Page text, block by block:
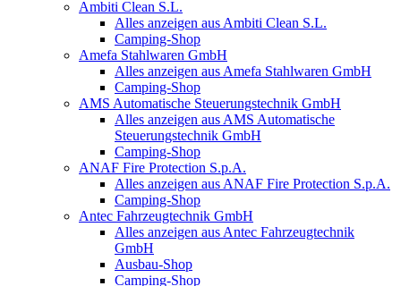
Ambiti Clean S.L.
Alles anzeigen aus Ambiti Clean S.L.
Camping-Shop
Amefa Stahlwaren GmbH
Alles anzeigen aus Amefa Stahlwaren GmbH
Camping-Shop
AMS Automatische Steuerungstechnik GmbH
Alles anzeigen aus AMS Automatische
Steuerungstechnik GmbH
Camping-Shop
ANAF Fire Protection S.p.A.
Alles anzeigen aus ANAF Fire Protection S.p.A.
Camping-Shop
Antec Fahrzeugtechnik GmbH
Alles anzeigen aus Antec Fahrzeugtechnik
GmbH
Ausbau-Shop
Camping-Shop